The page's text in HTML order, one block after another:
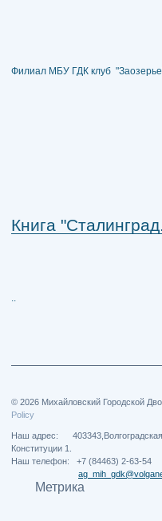
Филиал МБУ ГДК клуб
Книга
© 2026 Михайловский Городской
Policy
Наш адрес:
Конституции 1.
Наш телефон: +7 (84463) 2-63-54
Метрика